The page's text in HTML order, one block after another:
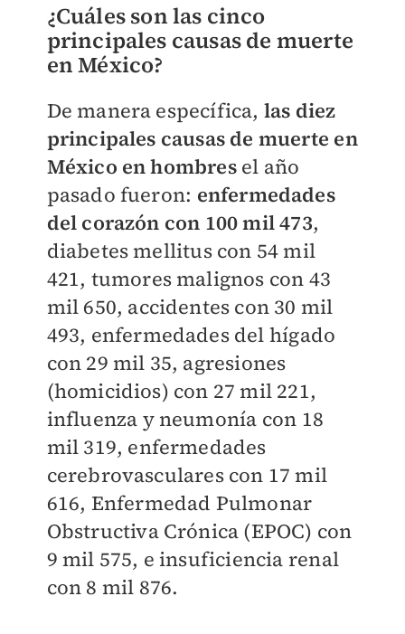
¿Cuáles son las cinco
principales causas de muerte
en México?
De manera específica, las diez
principales causas de muerte en
México en hombresel año
pasado fueron: enfermedades
del corazón con 100 mil 473,
diabetes mellitus con 54 mil
421, tumores malignos con 43
mil 650, accidentes con 30 mil
493, enfermedades del hígado
con 29 mil 35, agresiones
(homicidios) con 27 mil 221,
influenza y neumonía con 18
mil 319, enfermedades
cerebrovasculares con 17 mil
616, Enfermedad Pulmonar
Obstructiva Crónica (EPOC) con
9 mil 575, e insuficiencia renal
con 8 mil 876.